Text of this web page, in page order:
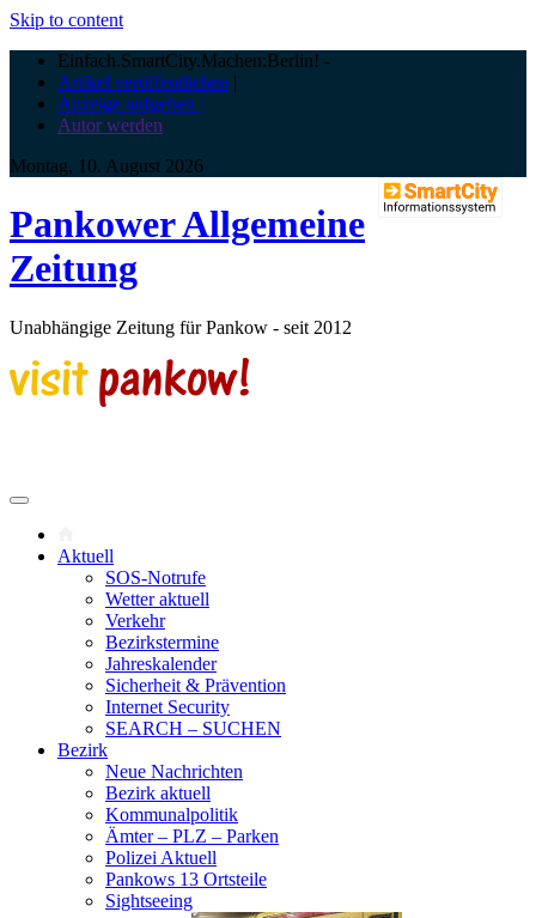
Skip to content
Einfach.SmartCity.Machen:Berlin! -
Artikel veröffentlichen |
Anzeige aufgeben |
Autor werden
Montag, 10. August 2026
Pankower Allgemeine
Zeitung
Unabhängige Zeitung für Pankow - seit 2012
Aktuell
SOS-Notrufe
Wetter aktuell
Verkehr
Bezirkstermine
Jahreskalender
Sicherheit & Prävention
Internet Security
SEARCH – SUCHEN
Bezirk
Neue Nachrichten
Bezirk aktuell
Kommunalpolitik
Ämter – PLZ – Parken
Polizei Aktuell
Pankows 13 Ortsteile
Sightseeing